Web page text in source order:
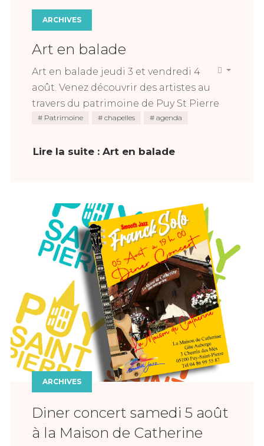
ARCHIVES
Art en balade
Art en balade jeudi 3 et vendredi 4
août. Venez découvrir des artistes au
travers du patrimoine de Puy St Pierre
Patrimoine chapelles agenda
Lire la suite : Art en balade
ARCHIVES
Diner concert samedi 5 août
à la Maison de Catherine